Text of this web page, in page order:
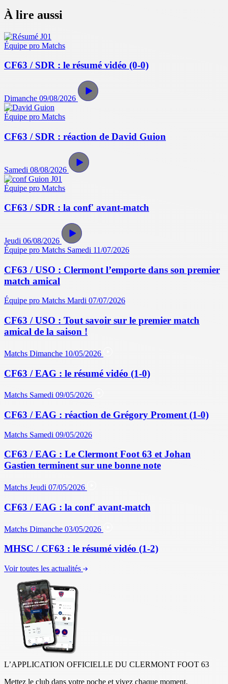
À lire aussi
Équipe pro Matchs
CF63 / SDR : le résumé vidéo (0-0)
Dimanche 09/08/2026
Équipe pro Matchs
CF63 / SDR : réaction de David Guion
Samedi 08/08/2026
Équipe pro Matchs
CF63 / SDR : la conf' avant-match
Jeudi 06/08/2026
Équipe pro Matchs Samedi 11/07/2026
CF63 / USO : Clermont l’emporte dans son premier
match amical
Équipe pro Matchs Mardi 07/07/2026
CF63 / USO : Tout savoir sur le premier match
amical de la saison !
Matchs Dimanche 10/05/2026
CF63 / EAG : le résumé vidéo (1-0)
Matchs Samedi 09/05/2026
CF63 / EAG : réaction de Grégory Proment (1-0)
Matchs Samedi 09/05/2026
CF63 / EAG : Le Clermont Foot 63 et Johan
Gastien terminent sur une bonne note
Matchs Jeudi 07/05/2026
CF63 / EAG : la conf' avant-match
Matchs Dimanche 03/05/2026
MHSC / CF63 : le résumé vidéo (1-2)
Voir toutes les actualités
L’APPLICATION OFFICIELLE DU CLERMONT FOOT 63
Mettez le club dans votre poche et vivez chaque moment.